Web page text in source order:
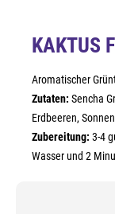
KAKTUS
Aromatischer
Zutaten: Sencha
Erdbeeren,
Zubereitung: 3-4
Wasser und 2